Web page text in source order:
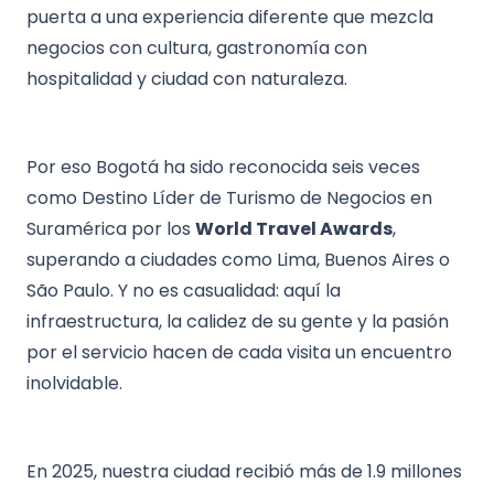
puerta a una experiencia diferente que mezcla
negocios con cultura, gastronomía con
hospitalidad y ciudad con naturaleza.
Por eso Bogotá ha sido reconocida seis veces
como Destino Líder de Turismo de Negocios en
Suramérica por los World Travel Awards,
superando a ciudades como Lima, Buenos Aires o
São Paulo. Y no es casualidad: aquí la
infraestructura, la calidez de su gente y la pasión
por el servicio hacen de cada visita un encuentro
inolvidable.
En 2025, nuestra ciudad recibió más de 1.9 millones